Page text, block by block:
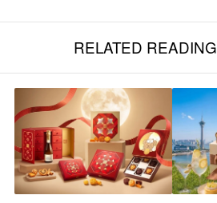
RELATED READING